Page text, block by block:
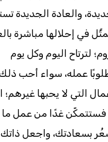
الجديدة تستغرق في
إحلالها مباشرة
لترتاح اليوم وكل يوم
عمله، سواء أحب ذلك
التي لا يحبها
فستتمكّن غدًا من عمل ما
بسعادتك، واجعل